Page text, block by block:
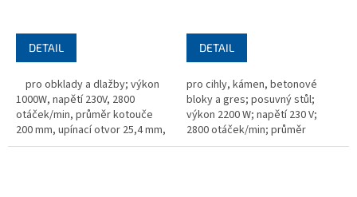
DETAIL
pro obklady a dlažby; výkon
1000W, napětí 230V, 2800
otáček/min, průměr kotouče
200 mm, upínací otvor 25,4 mm,
1460x560x470 mm, hmotnost 42
DETAIL
pro cihly, kámen, betonové
bloky a gres; posuvný stůl;
výkon 2200 W; napětí 230 V;
2800 otáček/min; průměr
kotouče 300/350 mm; upínací